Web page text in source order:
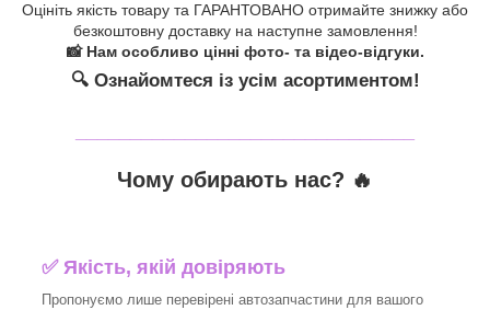
Оцініть якість товару та ГАРАНТОВАНО отримайте знижку або
безкоштовну доставку на наступне замовлення!
📸 Нам особливо цінні фото- та відео-відгуки.
🔍 Ознайомтеся із усім асортиментом!
Чому обирають нас? 🔥
✅ Якість, якій довіряють
Пропонуємо лише перевірені автозапчастини для вашого